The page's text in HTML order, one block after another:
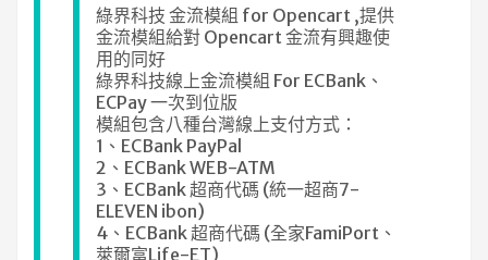
綠界科技 金流模組 for Opencart ,提供
金流模組給對 Opencart 金流有興趣使
用的同好
綠界科技線上金流模組 For ECBank、
ECPay 一次到位版
模組包含八種台灣線上支付方式：
1、ECBank PayPal
2、ECBank WEB-ATM
3、ECBank 超商代碼 (統一超商7-
ELEVEN ibon)
4、ECBank 超商代碼 (全家FamiPort、
萊爾富Life-ET)